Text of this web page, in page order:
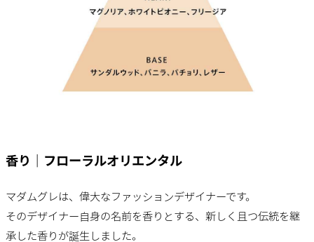
香り｜フローラルオリエンタル
マダムグレは、偉大なファッションデザイナーです。
そのデザイナー自身の名前を香りとする、新しく且つ伝統を継
承した香りが誕生しました。